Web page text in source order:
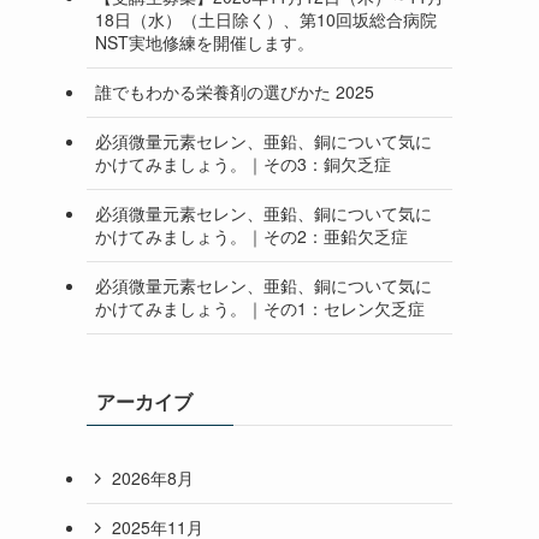
18日（水）（土日除く）、第10回坂総合病院
NST実地修練を開催します。
誰でもわかる栄養剤の選びかた 2025
必須微量元素セレン、亜鉛、銅について気に
かけてみましょう。｜その3：銅欠乏症
必須微量元素セレン、亜鉛、銅について気に
かけてみましょう。｜その2：亜鉛欠乏症
必須微量元素セレン、亜鉛、銅について気に
かけてみましょう。｜その1：セレン欠乏症
アーカイブ
2026年8月
2025年11月